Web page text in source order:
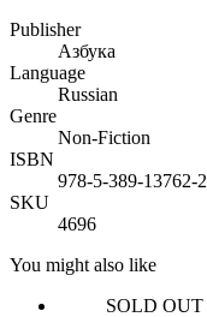
Publisher
Азбука
Language
Russian
Genre
Non-Fiction
ISBN
978-5-389-13762-2
SKU
4696
You might also like
SOLD OUT